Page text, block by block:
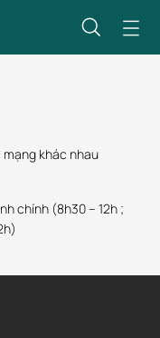
mạng khác nhau
chính (8h30 – 12h ;